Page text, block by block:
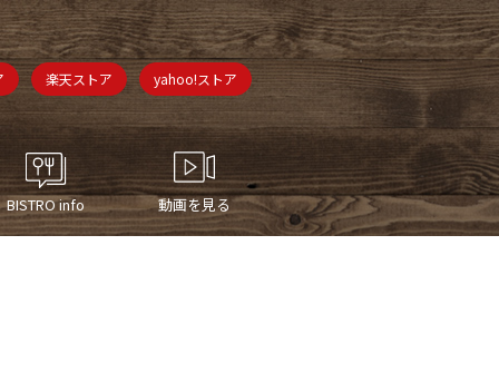
楽天ストア yahoo!ストア
BISTRO info 動画を見る